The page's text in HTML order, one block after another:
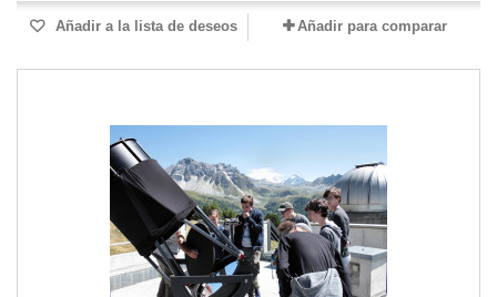
Añadir a la lista de deseos Añadir para comparar